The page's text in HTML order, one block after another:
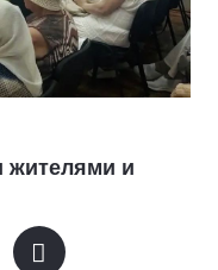
жителями и